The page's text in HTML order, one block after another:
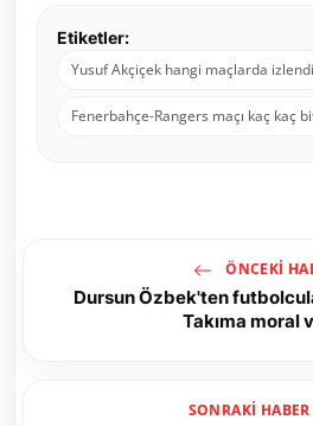
Etiketler:
Yusuf Akçiçek hangi maçlarda izlendi
Fenerbahçe-Rangers maçı kaç kaç
ÖNCEKI
Dursun Özbek'ten
Takıma moral
SONRAKI HABER